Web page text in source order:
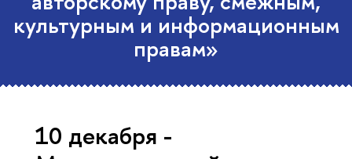
культурным и информационным
правам»
10 декабря -